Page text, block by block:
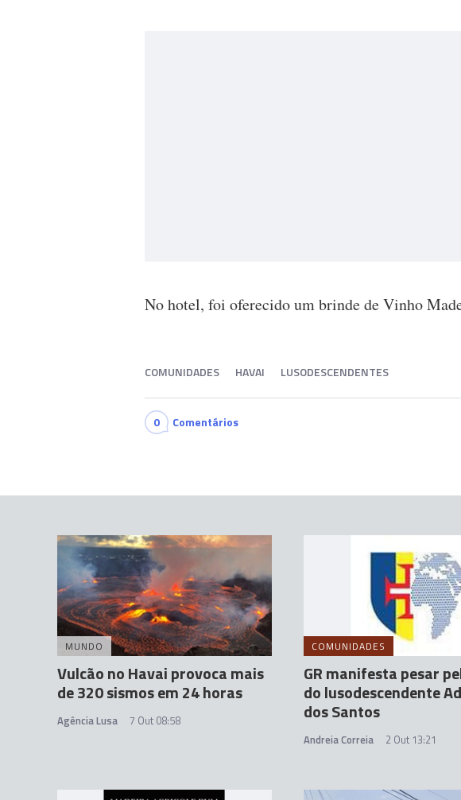
No hotel, foi oferecido um brinde de Vinho
COMUNIDADES HAVAI LUSODESCENDENTES
0 Comentários
MUNDO
Vulcão no Havai provoca mais
de 320 sismos em 24 horas
Agência Lusa 7 Out 08:58
COMUNIDADES
GR manifesta pesar
do lusodescendente
dos Santos
Andreia Correia 2 Out 13:21